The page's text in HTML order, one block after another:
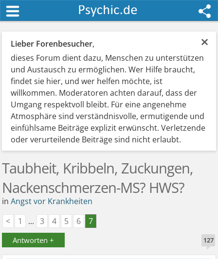
×
Lieber Forenbesucher,
dieses Forum dient dazu, Menschen zu unterstützen
und Austausch zu ermöglichen. Wer Hilfe braucht,
findet sie hier, und wer helfen möchte, ist
willkommen. Moderatoren achten darauf, dass der
Umgang respektvoll bleibt. Für eine angenehme
Atmosphäre sind verständnisvolle, ermutigende und
einfühlsame Beiträge explizit erwünscht. Verletzende
oder verurteilende Beiträge sind nicht erlaubt.
Taubheit, Kribbeln, Zuckungen,
Nackenschmerzen-MS? HWS?
inAngst vor Krankheiten
<
1 ... 3 4 5 6 7
Antworten + 127